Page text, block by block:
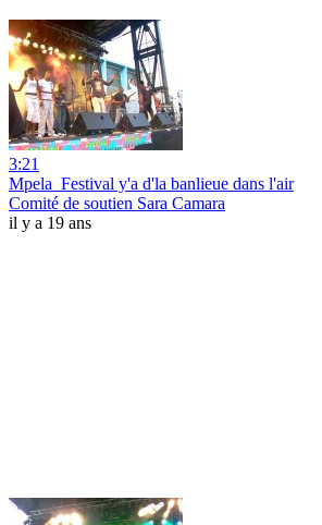
3:21
Mpela_Festival y'a d'la banlieue dans l'air
Comité de soutien Sara Camara
il y a 19 ans